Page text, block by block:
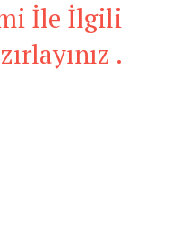
İle İlgili
.